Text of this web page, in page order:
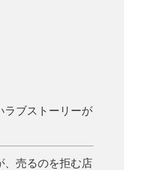
ラブストーリーが
、売るのを拒む店